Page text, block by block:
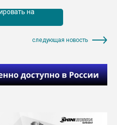
на
следующая новость